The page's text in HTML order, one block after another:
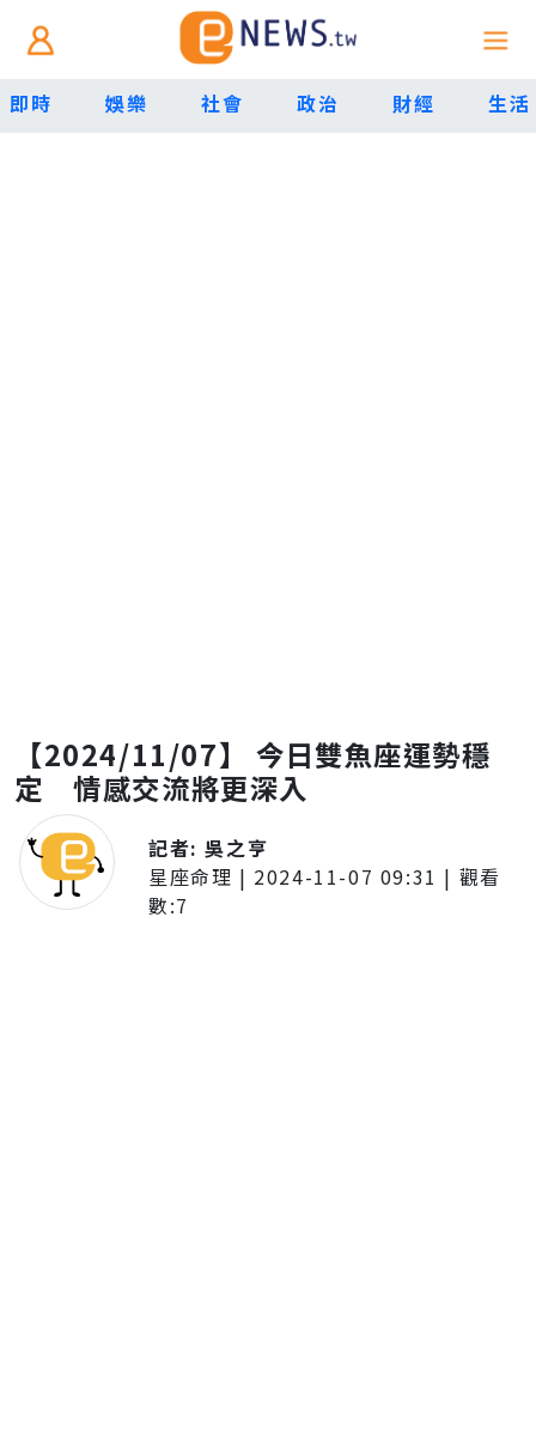
即時 娛樂 社會 政治 財經 生活
【2024/11/07】 今日雙魚座運勢穩
定 情感交流將更深入
記者:吳之亨
星座命理 | 2024-11-07 09:31 | 觀看
數:7